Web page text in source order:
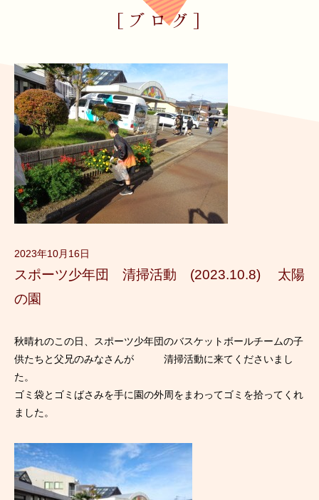
[ブログ]
2023年10月16日
スポーツ少年団 清掃活動 (2023.10.8) 太陽
の園
秋晴れのこの日、スポーツ少年団のバスケットボールチームの子
供たちと父兄のみなさんが 清掃活動に来てくださいまし
た。
ゴミ袋とゴミばさみを手に園の外周をまわってゴミを拾ってくれ
ました。